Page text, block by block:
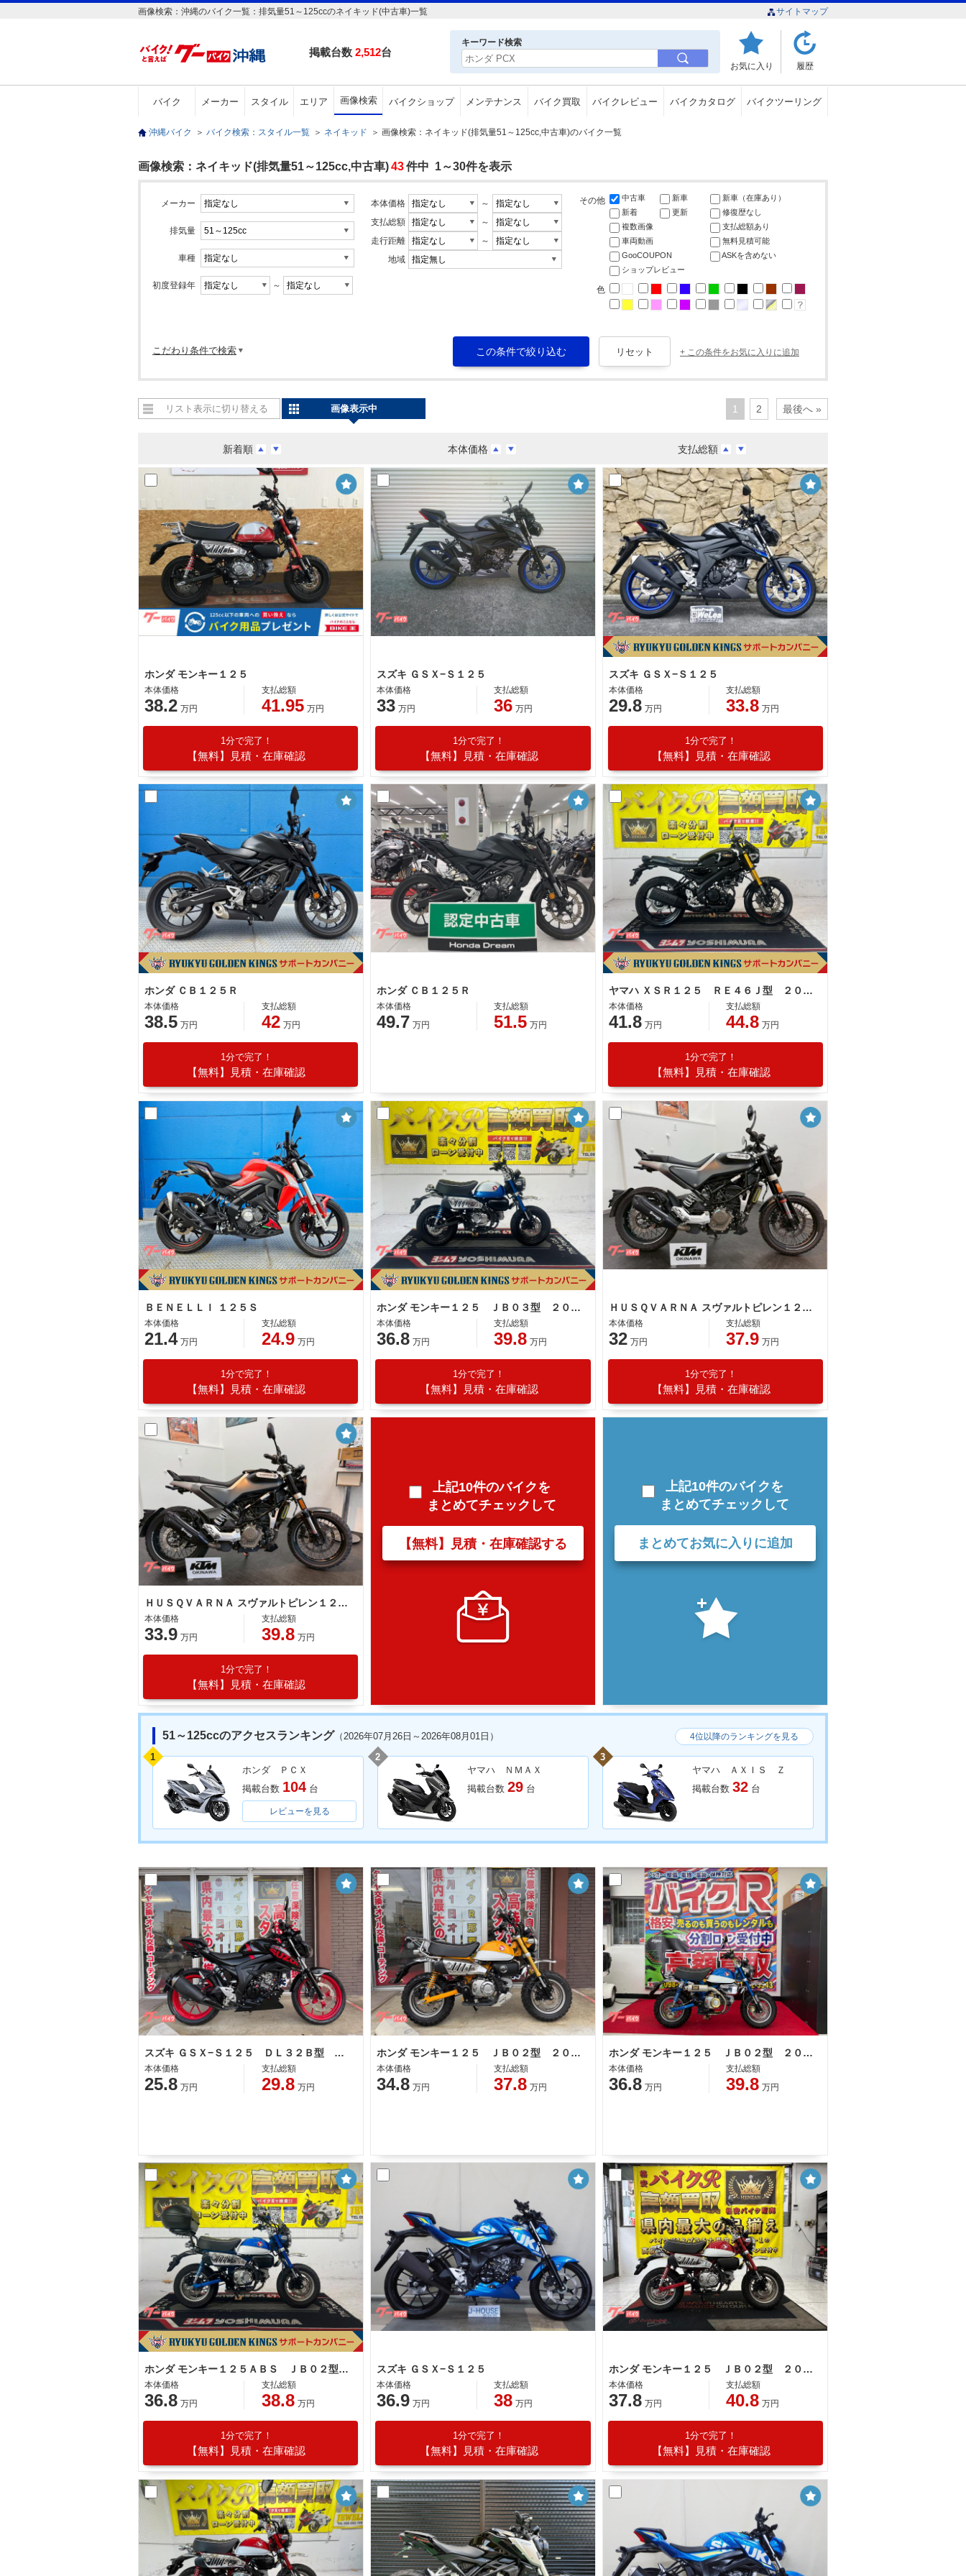
画像検索：沖縄のバイク一覧：排気量51～125ccのネイキッド(中古車)一覧 サイトマップ
掲載台数 2,512台
キーワード検索
お気に入り 履歴
バイク メーカー スタイル エリア 画像検索 バイクショップ メンテナンス バイク買取 バイクレビュー バイクカタログ バイクツーリング
沖縄バイク ＞ バイク検索：スタイル一覧 ＞ ネイキッド ＞ 画像検索：ネイキッド(排気量51～125cc,中古車)のバイク一覧
画像検索：ネイキッド(排気量51～125cc,中古車)43件中 1～30件を表示
メーカー
排気量
車種
初度登録年 ～
本体価格
～
支払総額
～
走行距離
～
地域
その他 中古車 新車
新車（在庫あり）
新着
更新
修復歴なし
複数画像
支払総額あり
車両動画
無料見積可能
GooCOUPON
ASKを含めない
ショップレビュー
色
こだわり条件で検索 + この条件をお気に入りに追加
1 2 最後へ »
新着順 本体価格 支払総額
リスト表示に切り替える 画像表示中
ホンダ モンキー１２５
本体価格
38.2 万円
支払総額
41.95 万円
1分で完了！
【無料】見積・在庫確認
スズキ ＧＳＸ−Ｓ１２５
本体価格
33 万円
支払総額
36 万円
1分で完了！
【無料】見積・在庫確認
スズキ ＧＳＸ−Ｓ１２５
本体価格
29.8 万円
支払総額
33.8 万円
1分で完了！
【無料】見積・在庫確認
ホンダ ＣＢ１２５Ｒ
本体価格
38.5 万円
支払総額
42 万円
1分で完了！
【無料】見積・在庫確認
ホンダ ＣＢ１２５Ｒ
本体価格
49.7 万円
支払総額
51.5 万円
ヤマハ ＸＳＲ１２５ ＲＥ４６Ｊ型 ２０２４年モデル スペアキー スクリーン ＬＥＤヘッドライト
本体価格
41.8 万円
支払総額
44.8 万円
1分で完了！
【無料】見積・在庫確認
ＢＥＮＥＬＬＩ １２５Ｓ
本体価格
21.4 万円
支払総額
24.9 万円
1分で完了！
【無料】見積・在庫確認
ホンダ モンキー１２５ ＪＢ０３型 ２０２２年モデル ５速モデル ＡＢＳ ＬＥＤライト サイドスタンド
本体価格
36.8 万円
支払総額
39.8 万円
1分で完了！
【無料】見積・在庫確認
ＨＵＳＱＶＡＲＮＡ スヴァルトピレン１２５ ２０２１年モデル
本体価格
32 万円
支払総額
37.9 万円
1分で完了！
【無料】見積・在庫確認
ＨＵＳＱＶＡＲＮＡ スヴァルトピレン１２５ ２０２１年モデル
本体価格
33.9 万円
支払総額
39.8 万円
1分で完了！
【無料】見積・在庫確認
上記10件のバイクを
まとめてチェックして
【無料】見積・在庫確認する
上記10件のバイクを
まとめてチェックして
まとめてお気に入りに追加
51～125ccのアクセスランキング（2026年07月26日～2026年08月01日）
1
ホンダ ＰＣＸ
掲載台数 104 台
レビューを見る
2
ヤマハ ＮＭＡＸ
掲載台数 29 台
3
ヤマハ ＡＸＩＳ Ｚ
掲載台数 32 台
4位以降のランキングを見る
スズキ ＧＳＸ−Ｓ１２５ ＤＬ３２Ｂ型 ２０１９年モデル ＡＢＳ フェンダーレス 社外フェンダー レバー
本体価格
25.8 万円
支払総額
29.8 万円
ホンダ モンキー１２５ ＪＢ０２型 ２０１９年モデル 社外グリップヒーター リアキャリア ブロックタイヤ
本体価格
34.8 万円
支払総額
37.8 万円
ホンダ モンキー１２５ ＪＢ０２型 ２０１９年モデル 前後ブレンボキャリパー ヨシムラマフラー 社外リアサス・ハンドル他改造有
本体価格
36.8 万円
支払総額
39.8 万円
ホンダ モンキー１２５ＡＢＳ ＪＢ０２型 ２０１９年モデル リアＢＯＸ 社外スクリーン 社外レバー ブレーキペダル スペアキー
本体価格
36.8 万円
支払総額
38.8 万円
1分で完了！
【無料】見積・在庫確認
スズキ ＧＳＸ−Ｓ１２５
本体価格
36.9 万円
支払総額
38 万円
1分で完了！
【無料】見積・在庫確認
ホンダ モンキー１２５ ＪＢ０２型 ２０１９年モデル ＬＥＤライト デジタルメーター
本体価格
37.8 万円
支払総額
40.8 万円
1分で完了！
【無料】見積・在庫確認